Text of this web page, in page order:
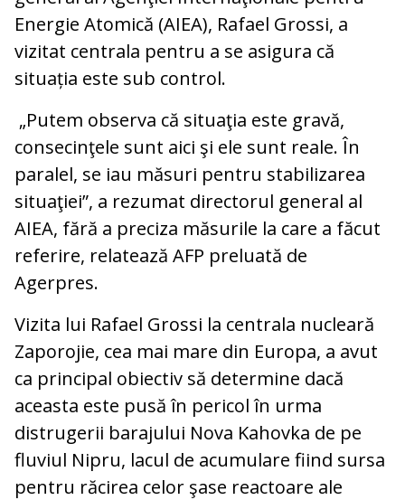
Energie Atomică (AIEA), Rafael Grossi, a
vizitat centrala pentru a se asigura că
situația este sub control.
„Putem observa că situaţia este gravă,
consecinţele sunt aici şi ele sunt reale. În
paralel, se iau măsuri pentru stabilizarea
situaţiei”, a rezumat directorul general al
AIEA, fără a preciza măsurile la care a făcut
referire, relatează AFP preluată de
Agerpres.
Vizita lui Rafael Grossi la centrala nucleară
Zaporojie, cea mai mare din Europa, a avut
ca principal obiectiv să determine dacă
aceasta este pusă în pericol în urma
distrugerii barajului Nova Kahovka de pe
fluviul Nipru, lacul de acumulare fiind sursa
pentru răcirea celor şase reactoare ale